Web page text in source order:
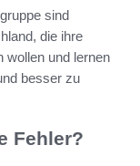
sind
die ihre
wollen und lernen
besser zu
Fehler?